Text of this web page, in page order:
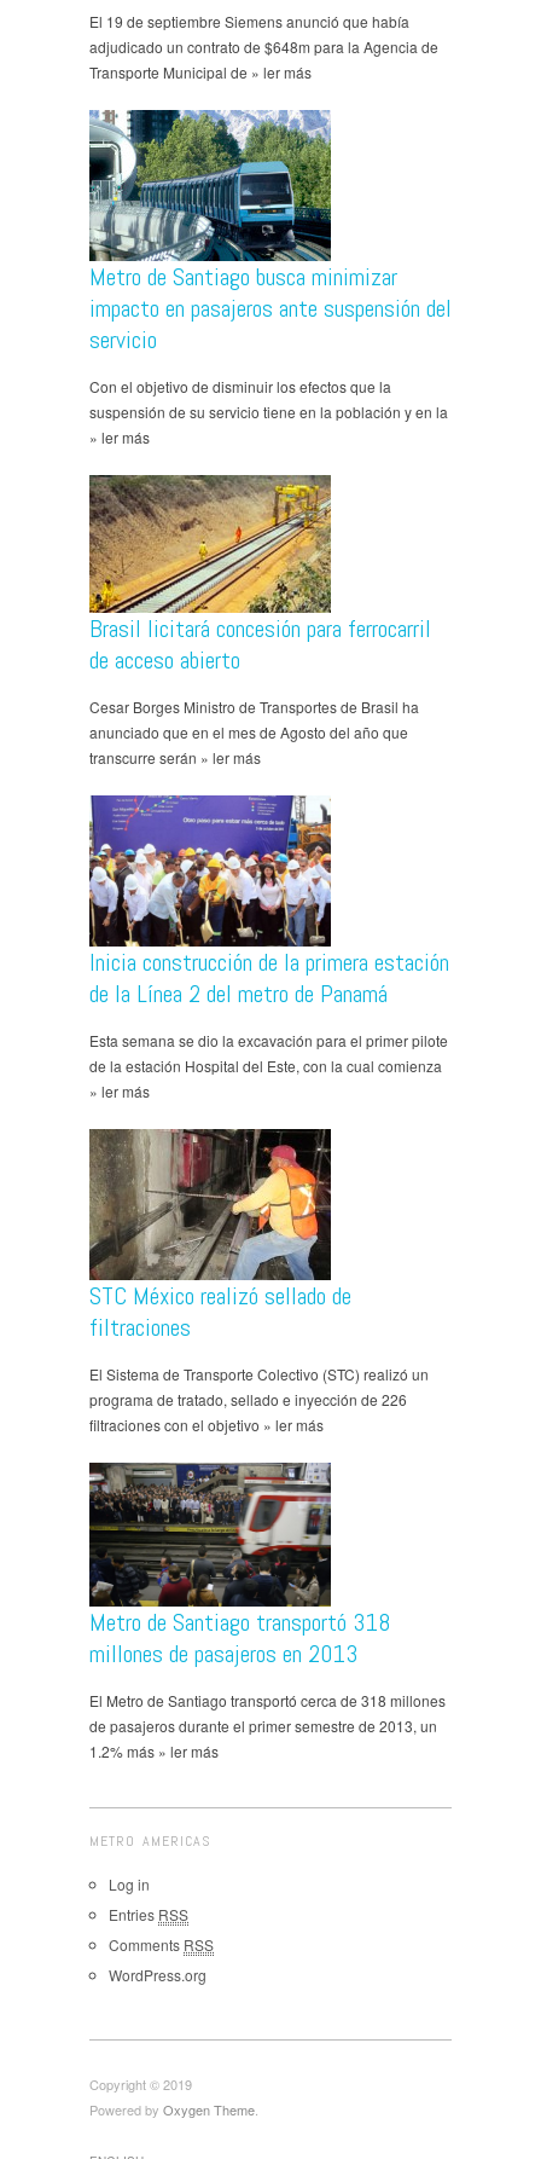
El 19 de septiembre Siemens anunció que había
adjudicado un contrato de $648m para la Agencia de
Transporte Municipal de » ler más
Metro de Santiago busca minimizar
impacto en pasajeros ante suspensión del
servicio
Con el objetivo de disminuir los efectos que la
suspensión de su servicio tiene en la población y en la
» ler más
Brasil licitará concesión para ferrocarril
de acceso abierto
Cesar Borges Ministro de Transportes de Brasil ha
anunciado que en el mes de Agosto del año que
transcurre serán » ler más
Inicia construcción de la primera estación
de la Línea 2 del metro de Panamá
Esta semana se dio la excavación para el primer pilote
de la estación Hospital del Este, con la cual comienza
» ler más
STC México realizó sellado de
filtraciones
El Sistema de Transporte Colectivo (STC) realizó un
programa de tratado, sellado e inyección de 226
filtraciones con el objetivo » ler más
Metro de Santiago transportó 318
millones de pasajeros en 2013
El Metro de Santiago transportó cerca de 318 millones
de pasajeros durante el primer semestre de 2013, un
1.2% más » ler más
METRO AMERICAS
Log in
Entries RSS
Comments RSS
WordPress.org
Copyright © 2019
Powered by Oxygen Theme.